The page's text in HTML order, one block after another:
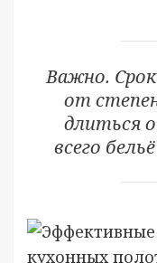
Важно.
от
длиться
всего